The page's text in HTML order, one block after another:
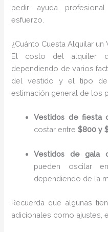
pedir ayuda
esfuerzo.
¿Cuánto Cuesta Alquilar
El costo del alquiler
dependiendo de varios
del vestido y el tipo de
estimación general de los
Vestidos de fiesta
costar entre$800 y
Vestidos de gala
pueden oscilar
dependiendo de la
Recuerda que algunas
adicionales como ajustes,